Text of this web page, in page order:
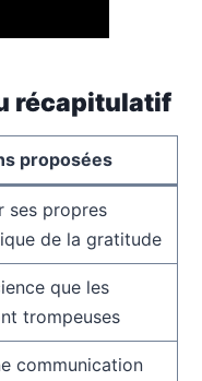
récapitulatif
proposées
ses propres
de la gratitude
que les
trompeuses
communication